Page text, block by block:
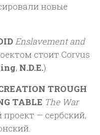
новые
Enslavement and
стоит Corvus
, N.D.E.).
TROUGH
TABLE The War
— сербский,